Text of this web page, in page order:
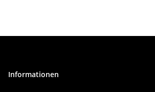
Informationen